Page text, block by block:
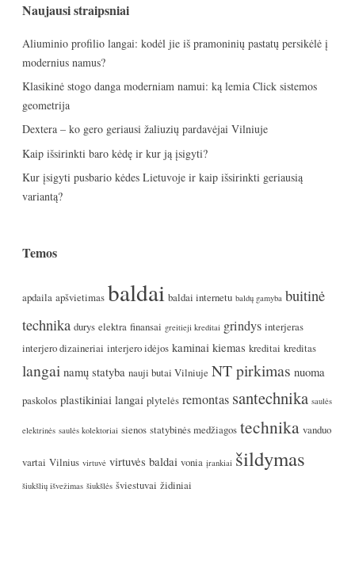
Naujausi straipsniai
Aliuminio profilio langai: kodėl jie iš pramoninių pastatų persikėlė į
modernius namus?
Klasikinė stogo danga moderniam namui: ką lemia Click sistemos
geometrija
Dextera – ko gero geriausi žaliuzių pardavėjai Vilniuje
Kaip išsirinkti baro kėdę ir kur ją įsigyti?
Kur įsigyti pusbario kėdes Lietuvoje ir kaip išsirinkti geriausią
variantą?
Temos
apdaila apšvietimas baldai baldai internetu baldų gamyba buitinė
technika durys elektra finansai greitieji kreditai grindys interjeras
interjero dizaineriai interjero idėjos kaminai kiemas kreditai kreditas
langai namų statyba nauji butai Vilniuje NT pirkimas nuoma
paskolos plastikiniai langai plytelės remontas santechnika saulės
elektrinės saulės kolektoriai sienos statybinės medžiagos technika vanduo
vartai Vilnius virtuvė virtuvės baldai vonia įrankiai šildymas
šiukšlių išvežimas šiukšlės šviestuvai židiniai